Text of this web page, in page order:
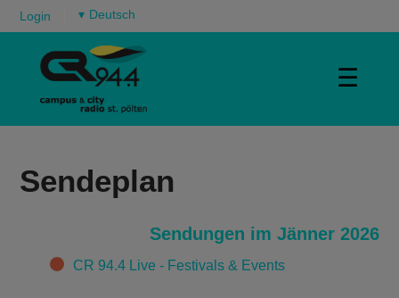
Login ▾
☰
Sendeplan
Sendungen im Jänner 2026
CategoriesCR 94.4 Live - Festivals & Events